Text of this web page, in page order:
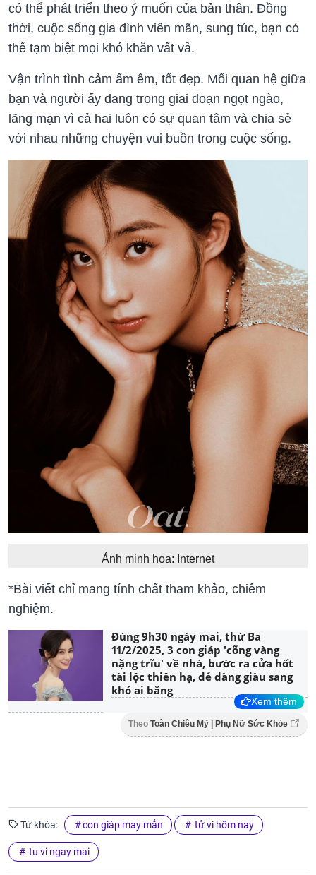
có thể phát triển theo ý muốn của bản thân. Đồng
thời, cuộc sống gia đình viên mãn, sung túc, bạn có
thể tạm biệt mọi khó khăn vất vả.
Vận trình tình cảm ấm êm, tốt đẹp. Mối quan hệ giữa
bạn và người ấy đang trong giai đoạn ngọt ngào,
lãng mạn vì cả hai luôn có sự quan tâm và chia sẻ
với nhau những chuyện vui buồn trong cuộc sống.
Ảnh minh họa: Internet
*Bài viết chỉ mang tính chất tham khảo, chiêm
nghiệm.
Đúng 9h30 ngày mai, thứ Ba
11/2/2025, 3 con giáp 'cõng vàng
nặng trĩu' về nhà, bước ra cửa hốt
tài lộc thiên hạ, dễ dàng giàu sang
khó ai bằng
Xem thêm
Theo Toàn Chiêu Mỹ | Phụ Nữ Sức Khỏe
Từ khóa: con giáp may mắn tử vi hôm nay
tu vi ngay mai